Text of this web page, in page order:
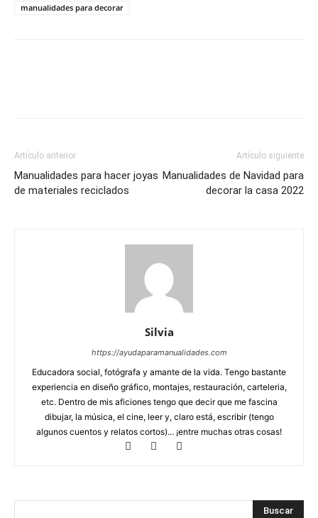
manualidades para decorar
Artículo anterior
Manualidades para hacer joyas
de materiales reciclados
Artículo siguiente
Manualidades de Navidad para
decorar la casa 2022
Silvia
https://ayudaparamanualidades.com
Educadora social, fotógrafa y amante de la vida. Tengo bastante
experiencia en diseño gráfico, montajes, restauración, carteleria,
etc. Dentro de mis aficiones tengo que decir que me fascina
dibujar, la música, el cine, leer y, claro está, escribir (tengo
algunos cuentos y relatos cortos)... ¡entre muchas otras cosas!